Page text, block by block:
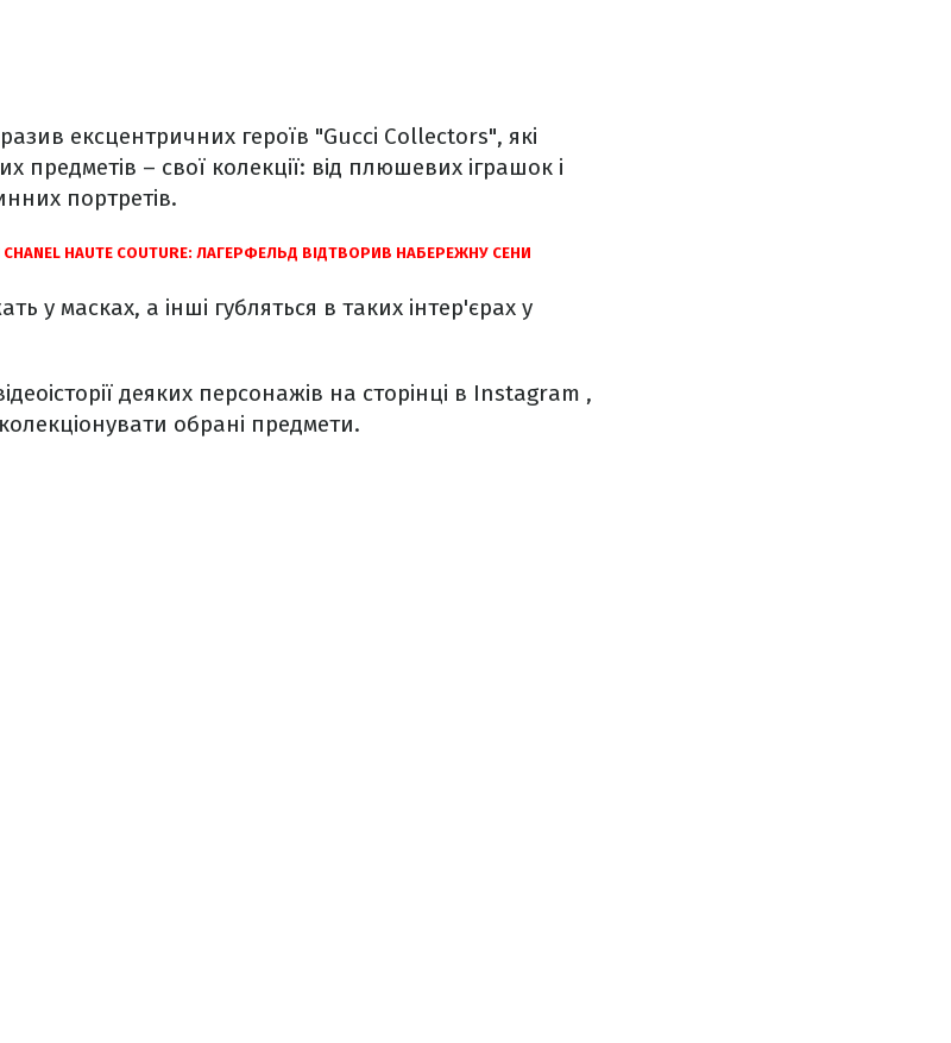
ексцентричних героїв "Gucci Collectors", які
предметів – свої колекції: від плюшевих іграшок і
портретів.
HAUTE COUTURE: ЛАГЕРФЕЛЬД ВІДТВОРИВ НАБЕРЕЖНУ СЕНИ
у масках, а інші губляться в таких інтер'єрах у
деяких персонажів на сторінці в Instagram ,
обрані предмети.